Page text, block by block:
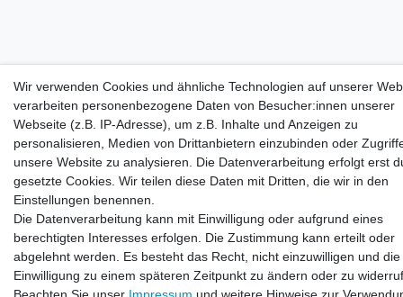
Wir verwenden Cookies und ähnliche Technologien auf unserer
verarbeiten personenbezogene Daten von Besucher:innen unserer
Webseite (z.B. IP-Adresse), um z.B. Inhalte und Anzeigen zu
personalisieren, Medien von Drittanbietern einzubinden oder
unsere Website zu analysieren. Die Datenverarbeitung erfolgt erst
gesetzte Cookies. Wir teilen diese Daten mit Dritten, die wir in den
Einstellungen benennen.
Die Datenverarbeitung kann mit Einwilligung oder aufgrund eines
berechtigten Interesses erfolgen. Die Zustimmung kann erteilt oder
abgelehnt werden. Es besteht das Recht, nicht einzuwilligen und die
Einwilligung zu einem späteren Zeitpunkt zu ändern oder zu